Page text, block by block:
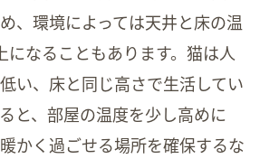
、環境によっては天井と床の温
なることもあります。猫は人
い、床と同じ高さで生活してい
と、部屋の温度を少し高めに
かく過ごせる場所を確保するな